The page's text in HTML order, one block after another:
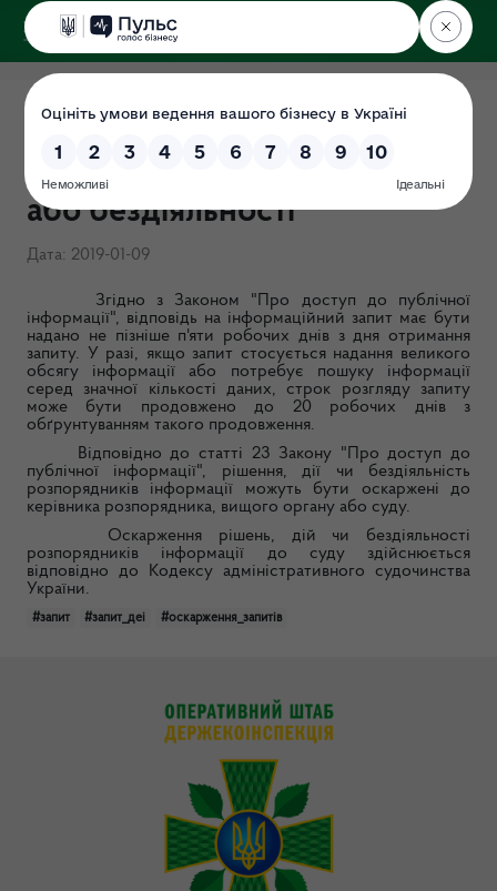
ДЕРЖЕКОІНСПЕКЦІЯ
Порядок оскарження рішень
розпорядника інформації
або бездіяльності
Дата: 2019-01-09
Згідно з Законом "Про доступ до публічної
інформації", відповідь на інформаційний запит має бути
надано не пізніше п'яти робочих днів з дня отримання
запиту. У разі, якщо запит стосується надання великого
обсягу інформації або потребує пошуку інформації
серед значної кількості даних, строк розгляду запиту
може бути продовжено до 20 робочих днів з
обґрунтуванням такого продовження.
Відповідно до статті 23 Закону "Про доступ до
публічної інформації", рішення, дії чи бездіяльність
розпорядників інформації можуть бути оскаржені до
керівника розпорядника, вищого органу або суду.
Оскарження рішень, дій чи бездіяльності
розпорядників інформації до суду здійснюється
відповідно до Кодексу адміністративного судочинства
України.
#запит #запит_деі #оскарження_запитів